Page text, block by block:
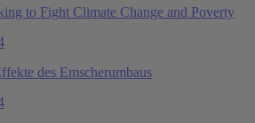
to Fight Climate Change and Poverty
des Emscherumbaus